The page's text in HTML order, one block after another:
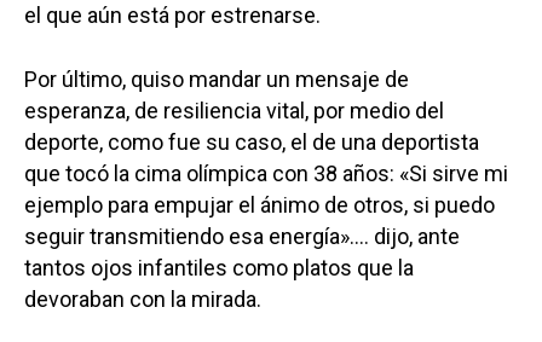
el que aún está por estrenarse.
Por último, quiso mandar un mensaje de
esperanza, de resiliencia vital, por medio del
deporte, como fue su caso, el de una deportista
que tocó la cima olímpica con 38 años: «Si sirve mi
ejemplo para empujar el ánimo de otros, si puedo
seguir transmitiendo esa energía»…. dijo, ante
tantos ojos infantiles como platos que la
devoraban con la mirada.